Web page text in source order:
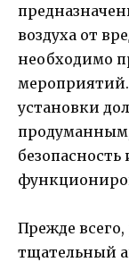
воздуха от
необходимо
установки
Прежде
тщательный